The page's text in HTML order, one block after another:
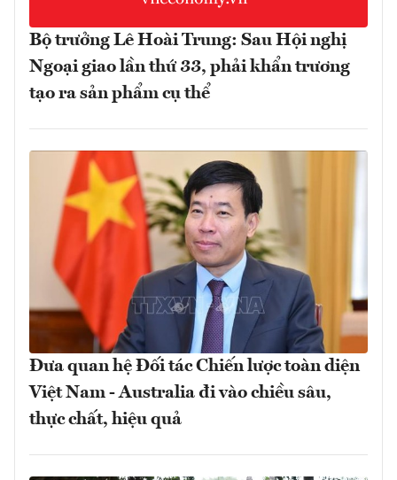
Bộ trưởng Lê Hoài Trung: Sau Hội nghị
Ngoại giao lần thứ 33, phải khẩn trương
tạo ra sản phẩm cụ thể
Đưa quan hệ Đối tác Chiến lược toàn diện
Việt Nam - Australia đi vào chiều sâu,
thực chất, hiệu quả